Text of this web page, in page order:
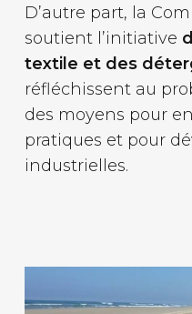
D’autre part, la
soutient l’initiative
textile et des
réfléchissent au
des moyens pour
pratiques et pour
industrielles.